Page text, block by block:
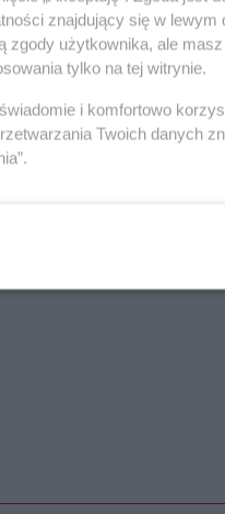
znajdujący się w lewym
zgody użytkownika, ale
tylko na tej witrynie.
i komfortowo
Twoich danych